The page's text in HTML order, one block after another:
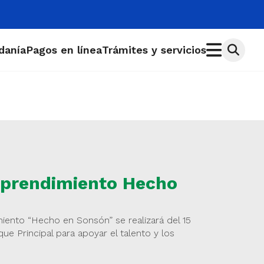
Pagos en líneaTrámites y servicios
Hecho
“Hecho en Sonsón” se realizará del 15
Principal para apoyar el talento y los